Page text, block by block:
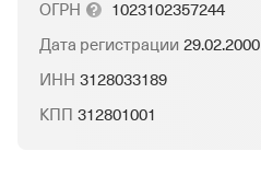
ОГРН
1023102357244
Дата регистрации 29.02.2000
ИНН 3128033189
КПП 312801001